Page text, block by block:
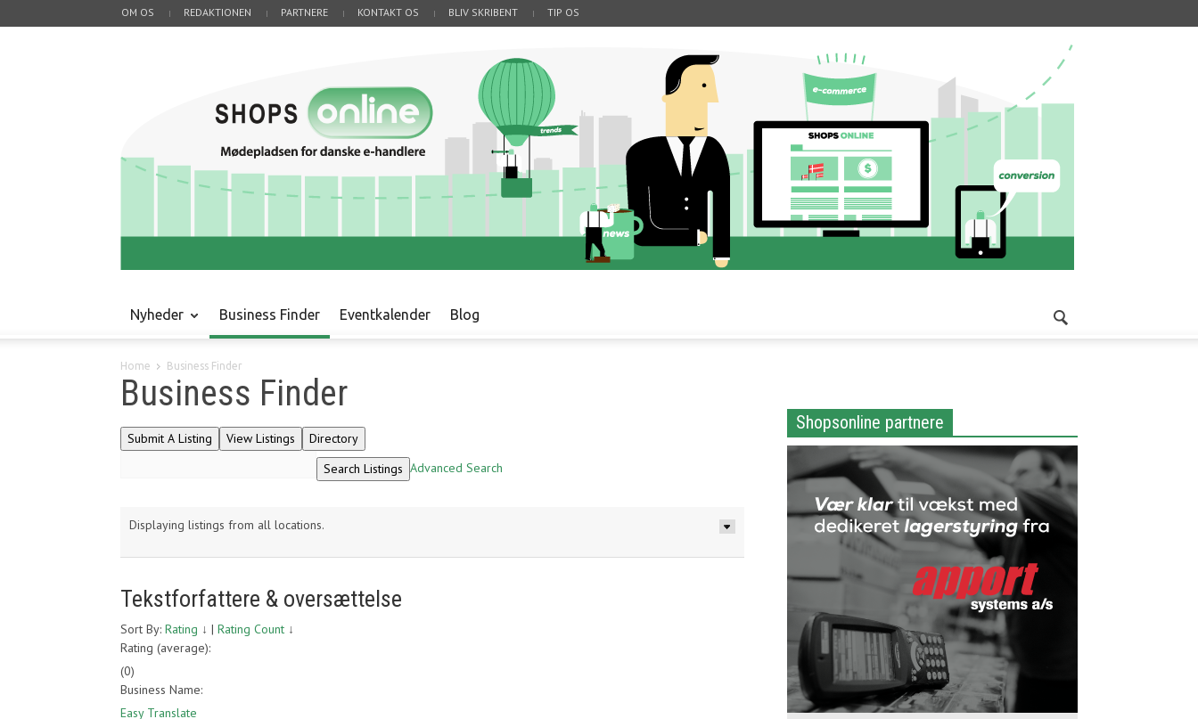
OM OS REDAKTIONEN PARTNERE KONTAKT OS BLIV SKRIBENT TIP OS
Nyheder Business Finder Eventkalender Blog
Home Business Finder
Business Finder
Advanced Search
Displaying listings from all locations.
Tekstforfattere & oversættelse
Sort By: Rating ↓ | Rating Count ↓
Rating (average):
(0)
Business Name:
Easy Translate
Shopsonline partnere